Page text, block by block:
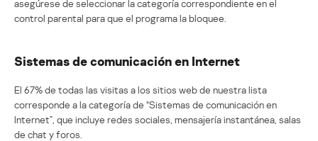
asegúrese de seleccionar la categoría correspondiente en el
control parental para que el programa la bloquee.
Sistemas de comunicación en Internet
El 67% de todas las visitas a los sitios web de nuestra lista
corresponde a la categoría de “Sistemas de comunicación en
Internet”, que incluye redes sociales, mensajería instantánea, salas
de chat y foros.